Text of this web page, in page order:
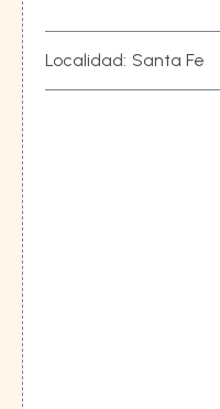
Localidad: Santa Fe